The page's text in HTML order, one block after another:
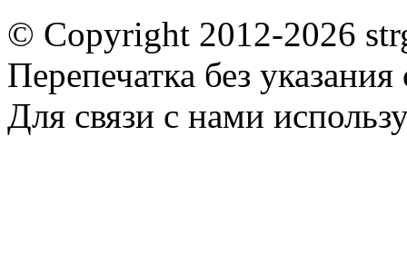
© Copyright 2012-2026
Перепечатка без
Для связи с нами